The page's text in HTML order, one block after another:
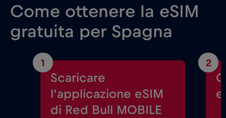
Come ottenere la eSIM
gratuita per Spagna
1
Scaricare
l’applicazione eSIM
di Red Bull MOBILE
2